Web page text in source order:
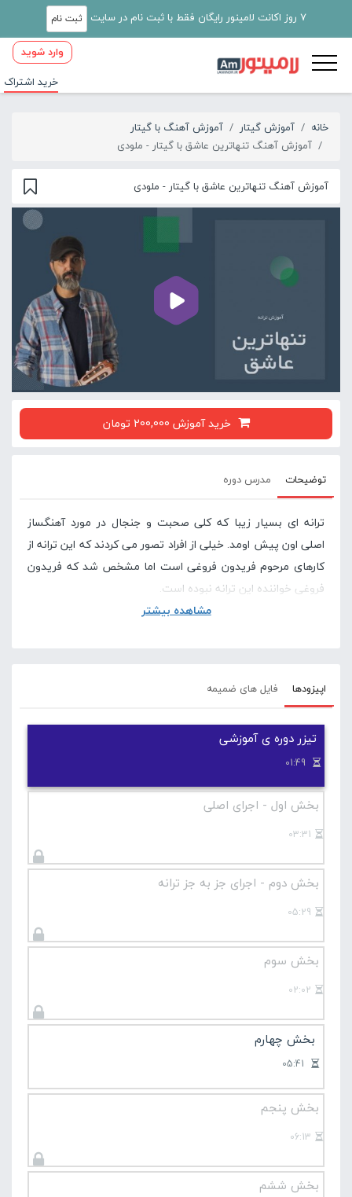
7 روز اکانت لامینور رایگان فقط با ثبت نام در سایت ثبت نام
وارد شوید
خرید اشتراک
خانه آموزش گیتار
آموزش آهنگ با گیتار
آموزش آهنگ تنهاترین عاشق با گیتار - ملودی
آموزش آهنگ تنهاترین عاشق با گیتار - ملودی
00:00
خرید آموزش 200,000 تومان
توضیحات مدرس دوره
ترانه ای بسیار زیبا که کلی صحبت و جنجال در مورد آهنگساز
اصلی اون پیش اومد. خیلی از افراد تصور می کردند که این ترانه از
کارهای مرحوم فریدون فروغی است اما مشخص شد که فریدون
فروغی خواننده این ترانه نبوده است.
این دوره به آموزش بخش ملودی این ترانه اختصاص یافته است.
در صورتی که این آموزش برای شما سخت است پیشنهاد
می کنیم دوره های پایه ای گیتار در سایت لامینور را
مشاهده کنید .
آموزش مقدماتی گیتار
مشاهده بیشتر
اپیزودها فایل های ضمیمه
تیزر دوره ی آموزشی
بخش اول - اجرای اصلی
03:31
بخش دوم - اجرای جز به جز ترانه
05:29
بخش سوم
02:02
بخش چهارم
بخش پنجم
06:13
بخش ششم